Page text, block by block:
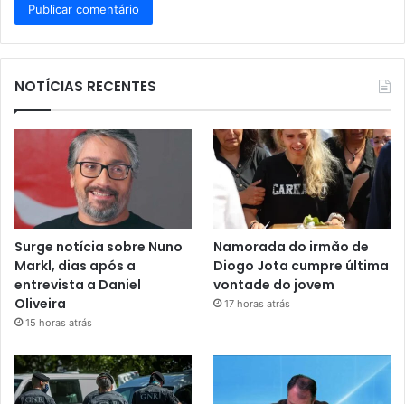
NOTÍCIAS RECENTES
Surge notícia sobre Nuno
Markl, dias após a
entrevista a Daniel
Oliveira
15 horas atrás
Namorada do irmão de
Diogo Jota cumpre última
vontade do jovem
17 horas atrás